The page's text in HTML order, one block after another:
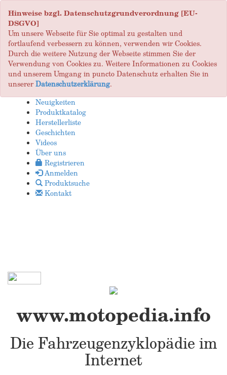
Hinweise bzgl. Datenschutzgrundverordnung [EU-
DSGVO]
Um unsere Webseite für Sie optimal zu gestalten und
fortlaufend verbessern zu können, verwenden wir Cookies.
Durch die weitere Nutzung der Webseite stimmen Sie der
Verwendung von Cookies zu. Weitere Informationen zu Cookies
und unserem Umgang in puncto Datenschutz erhalten Sie in
unsererDatenschutzerklärung.
Neuigkeiten
Produktkatalog
Herstellerliste
Geschichten
Videos
Über uns
Registrieren
Anmelden
Produktsuche
Kontakt
www.motopedia.info
Die Fahrzeugenzyklopädie im
Internet